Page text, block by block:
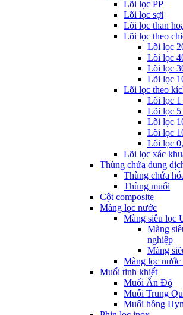
Lõi lọc PP
Lõi lọc sợi
Lõi lọc than
Lõi lọc theo
Lõi lọc
Lõi lọc
Lõi lọc
Lõi lọc
Lõi lọc theo
Lõi lọc 1
Lõi lọc 5
Lõi lọc
Lõi lọc
Lõi lọc
Lõi lọc xác
Thùng chứa dung
Thùng chứa
Thùng muối
Cột composite
Màng lọc nước
Màng siêu lọc
Màng
nghiệp
Màng
Màng lọc nước
Muối tinh khiết
Muối Ấn Độ
Muối Trung
Muối hồng